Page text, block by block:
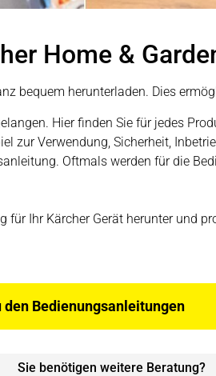
Home &
bequem herunterladen. Dies
Hier finden Sie für jedes
zur Verwendung, Sicherheit,
Oftmals werden für die
Ihr Kärcher Gerät herunter und
den Bedienungsanleitungen
Sie benötigen weitere Beratung?